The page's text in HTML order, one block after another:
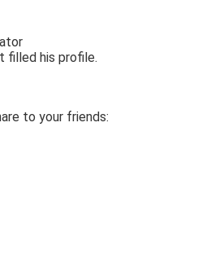
filled his profile.
to your friends: